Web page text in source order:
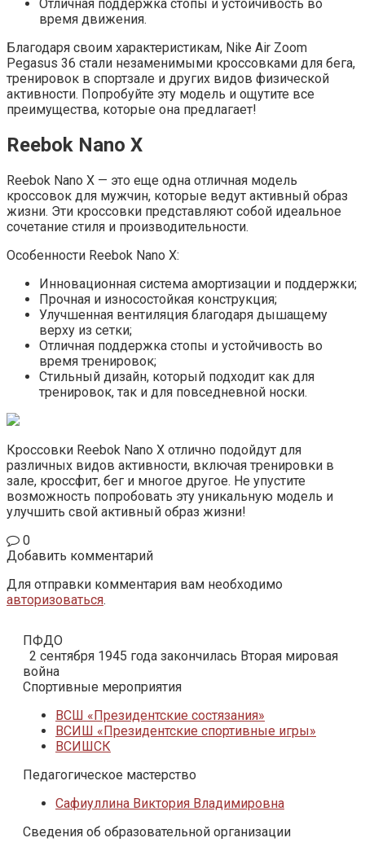
Отличная поддержка стопы и устойчивость во
время движения.
Благодаря своим характеристикам, Nike Air Zoom
Pegasus 36 стали незаменимыми кроссовками для бега,
тренировок в спортзале и других видов физической
активности. Попробуйте эту модель и ощутите все
преимущества, которые она предлагает!
Reebok Nano X
Reebok Nano X — это еще одна отличная модель
кроссовок для мужчин, которые ведут активный образ
жизни. Эти кроссовки представляют собой идеальное
сочетание стиля и производительности.
Особенности Reebok Nano X:
Инновационная система амортизации и поддержки;
Прочная и износостойкая конструкция;
Улучшенная вентиляция благодаря дышащему
верху из сетки;
Отличная поддержка стопы и устойчивость во
время тренировок;
Стильный дизайн, который подходит как для
тренировок, так и для повседневной носки.
Кроссовки Reebok Nano X отлично подойдут для
различных видов активности, включая тренировки в
зале, кроссфит, бег и многое другое. Не упустите
возможность попробовать эту уникальную модель и
улучшить свой активный образ жизни!
0
Добавить комментарий
Для отправки комментария вам необходимо
авторизоваться.
ПФДО
2 сентября 1945 года закончилась Вторая мировая
война
Спортивные мероприятия
ВСШ «Президентские состязания»
ВСИШ «Президентские спортивные игры»
ВСИШСК
Педагогическое мастерство
Сафиуллина Виктория Владимировна
Сведения об образовательной организации